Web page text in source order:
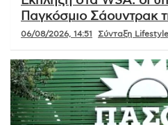
Παγκόσμιο Σάουντρακ
06/08/2026, 14:51 Σύνταξη